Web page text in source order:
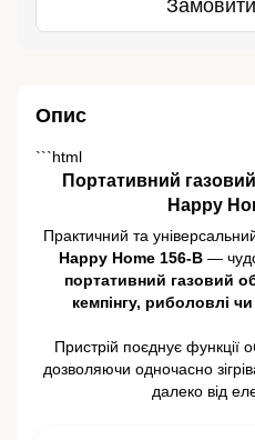
Опис
```html
Портативний
Happy
Практичний та
Happy Home 156-B—
портативний газовий
кемпінгу, риболовлі
Пристрій поєднує функції
дозволяючи одночасно
далеко від